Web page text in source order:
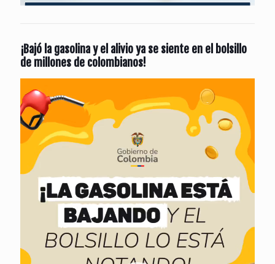
¡Bajó la gasolina y el alivio ya se siente en el bolsillo
de millones de colombianos!
de
vídeo